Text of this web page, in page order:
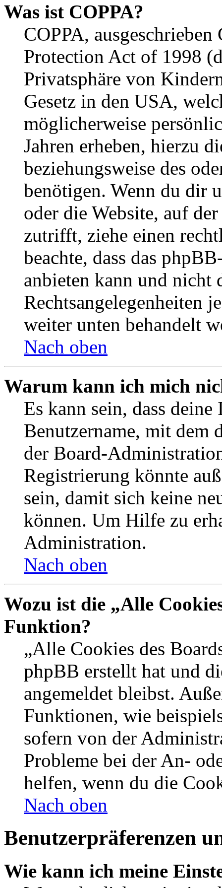
Was ist COPPA?
COPPA,
Protection Act of 1998
Privatsphäre von
Gesetz in den USA,
möglicherweise
Jahren erheben, hierzu
beziehungsweise des
benötigen. Wenn du dir
oder die Website, auf
zutrifft, ziehe einen
beachte, dass das
anbieten kann und nicht
Rechtsangelegenheiten
weiter unten behandelt
Nach oben
Warum kann ich mich
Es kann sein, dass
Benutzername, mit dem
der Board-
Registrierung könnte
sein, damit sich keine
können. Um Hilfe zu
Administration.
Nach oben
Wozu ist die „Alle
Funktion?
„Alle Cookies des
phpBB erstellt hat und
angemeldet bleibst.
Funktionen, wie
sofern von der
Probleme bei der An-
helfen, wenn du die
Nach oben
Benutzerpräferenzen
Wie kann ich meine